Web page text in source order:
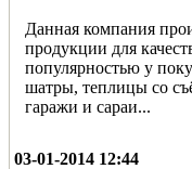
Данная компания
продукции для
популярностью у
шатры, теплицы со
гаражи и сараи...
03-01-2014 12:44